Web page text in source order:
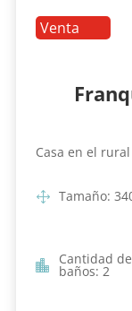
Venta
Casa en el
Tamaño:
Cantidad de
baños: 2